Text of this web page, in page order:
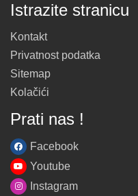
Istrazite stranicu
Kontakt
Privatnost podatka
Sitemap
Kolačići
Prati nas !
Facebook
Youtube
Instagram